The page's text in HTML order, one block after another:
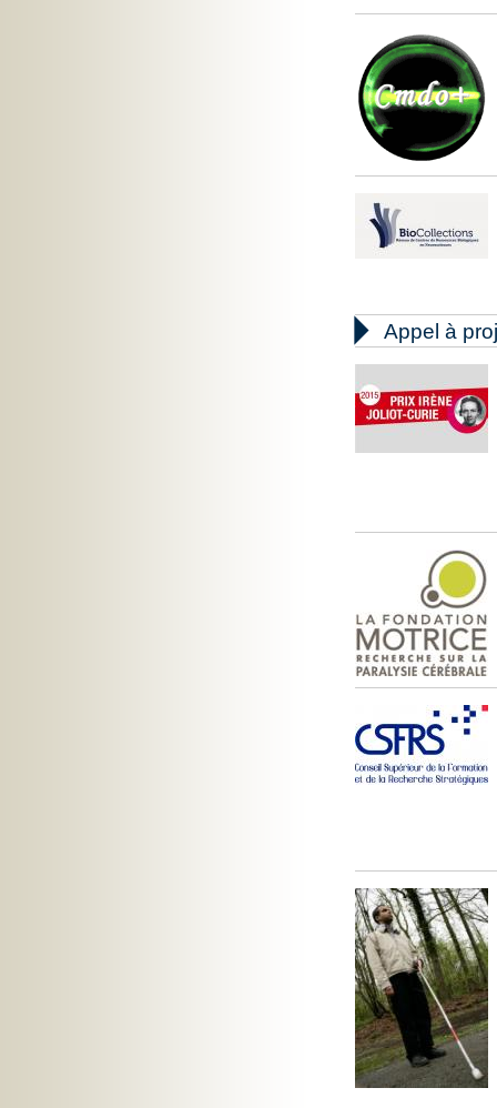
 Appel à